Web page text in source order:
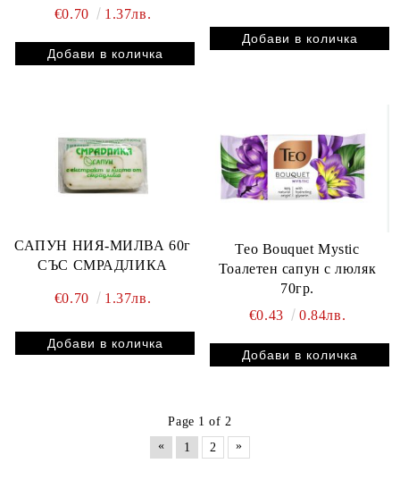
€0.70
1.37лв.
САПУН НИЯ-МИЛВА 60г
СЪС СМРАДЛИКА
€0.70 1.37лв.
Тео Bouquet Mystic
Тоалетен сапун с люляк
70гр.
€0.43
0.84лв.
Page 1 of 2
«
1 2 »